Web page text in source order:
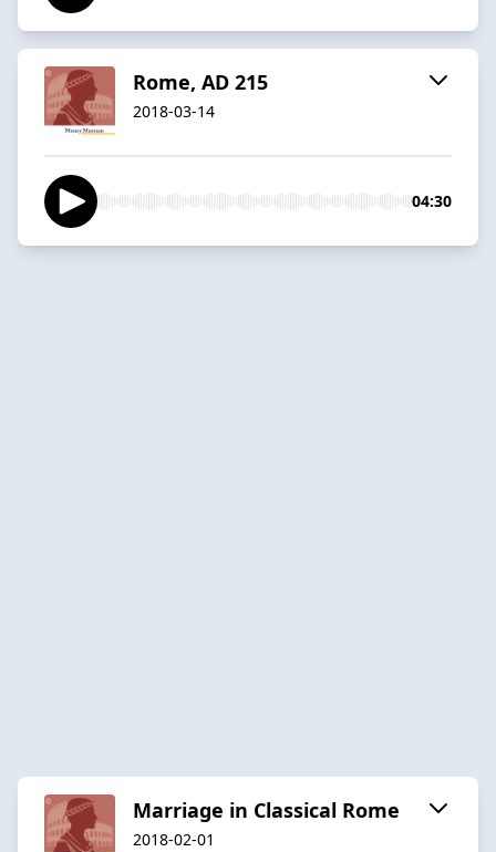
Rome, AD 215
2018-03-14
04:30
Marriage in Classical Rome
2018-02-01